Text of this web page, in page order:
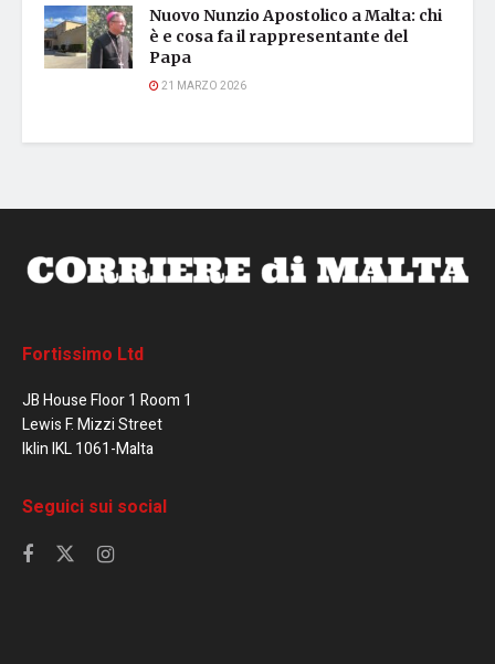
Nuovo Nunzio Apostolico a Malta: chi
è e cosa fa il rappresentante del
Papa
21 MARZO 2026
Fortissimo Ltd
JB House Floor 1 Room 1
Lewis F. Mizzi Street
Iklin IKL 1061-Malta
Seguici sui social